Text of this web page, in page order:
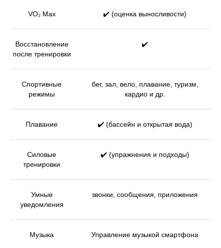
VO₂ Max ✔️ (оценка выносливости)
Восстановление
после тренировки
✔️
Спортивные
режимы
бег, зал, вело, плавание, туризм,
кардио и др.
Плавание ✔️ (бассейн и открытая вода)
Силовые
тренировки
✔️ (упражнения и подходы)
Умные
уведомления
звонки, сообщения, приложения
Музыка Управление музыкой смартфона